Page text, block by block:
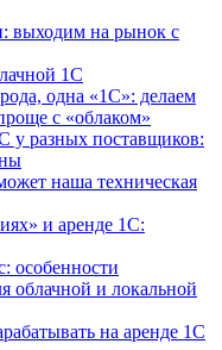
выходим на рынок с
1С
одна «1С»: делаем
с «облаком»
у разных поставщиков:
наша техническая
и аренде 1С:
особенности
облачной и локальной
на аренде 1С